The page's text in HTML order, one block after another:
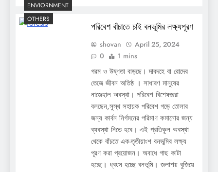
ENVIORNMENT
OTHERS
পরিবেশ বাঁচাতে চাই বনভূমির লক্ষ্যপূরণ
shovan
April 25, 2024
0
1 mins
গরম ও উষ্ণতা বাড়ছে। দাবদহে বা রোদের
তেজে জীবন অতিষ্ঠ । সাধারণ মানুষের
নাজেহাল অবস্থা। পরিবেশ বিশেষজ্ঞরা
বলছেন,সুস্থ সহায়ক পরিবেশ গড়ে তোলার
জন্য কার্বন নির্গমনের পরিমাণ কমানোর জন্য
ব্যবস্থা নিতে হবে। এই প্রতিকূল অবস্থা
থেকে বাঁচতে এক-তৃতীয়াংশ বনভূমির লক্ষ্য
পূরণ করা প্রয়োজন। অবাধে গাছ কাটা
হচ্ছে। ধ্বংস হচ্ছে বনভূমি। জলাশয় বুজিয়ে